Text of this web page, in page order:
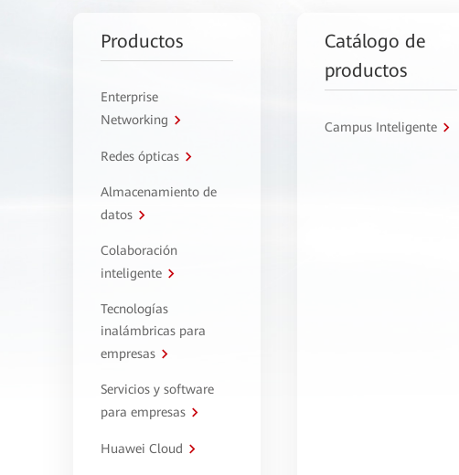
Productos
Enterprise
Networking
Redes ópticas
Almacenamiento de
datos
Colaboración
inteligente
Tecnologías
inalámbricas para
empresas
Servicios y software
para empresas
Huawei Cloud
Catálogo de
productos
Campus Inteligente